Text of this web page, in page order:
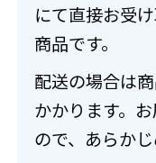
にて直接お受
商品です。
配送の場合は
かかります。
ので、あらか